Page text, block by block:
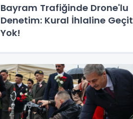
Bayram Trafiğinde Drone'lu
Denetim: Kural İhlaline Geçit
Yok!